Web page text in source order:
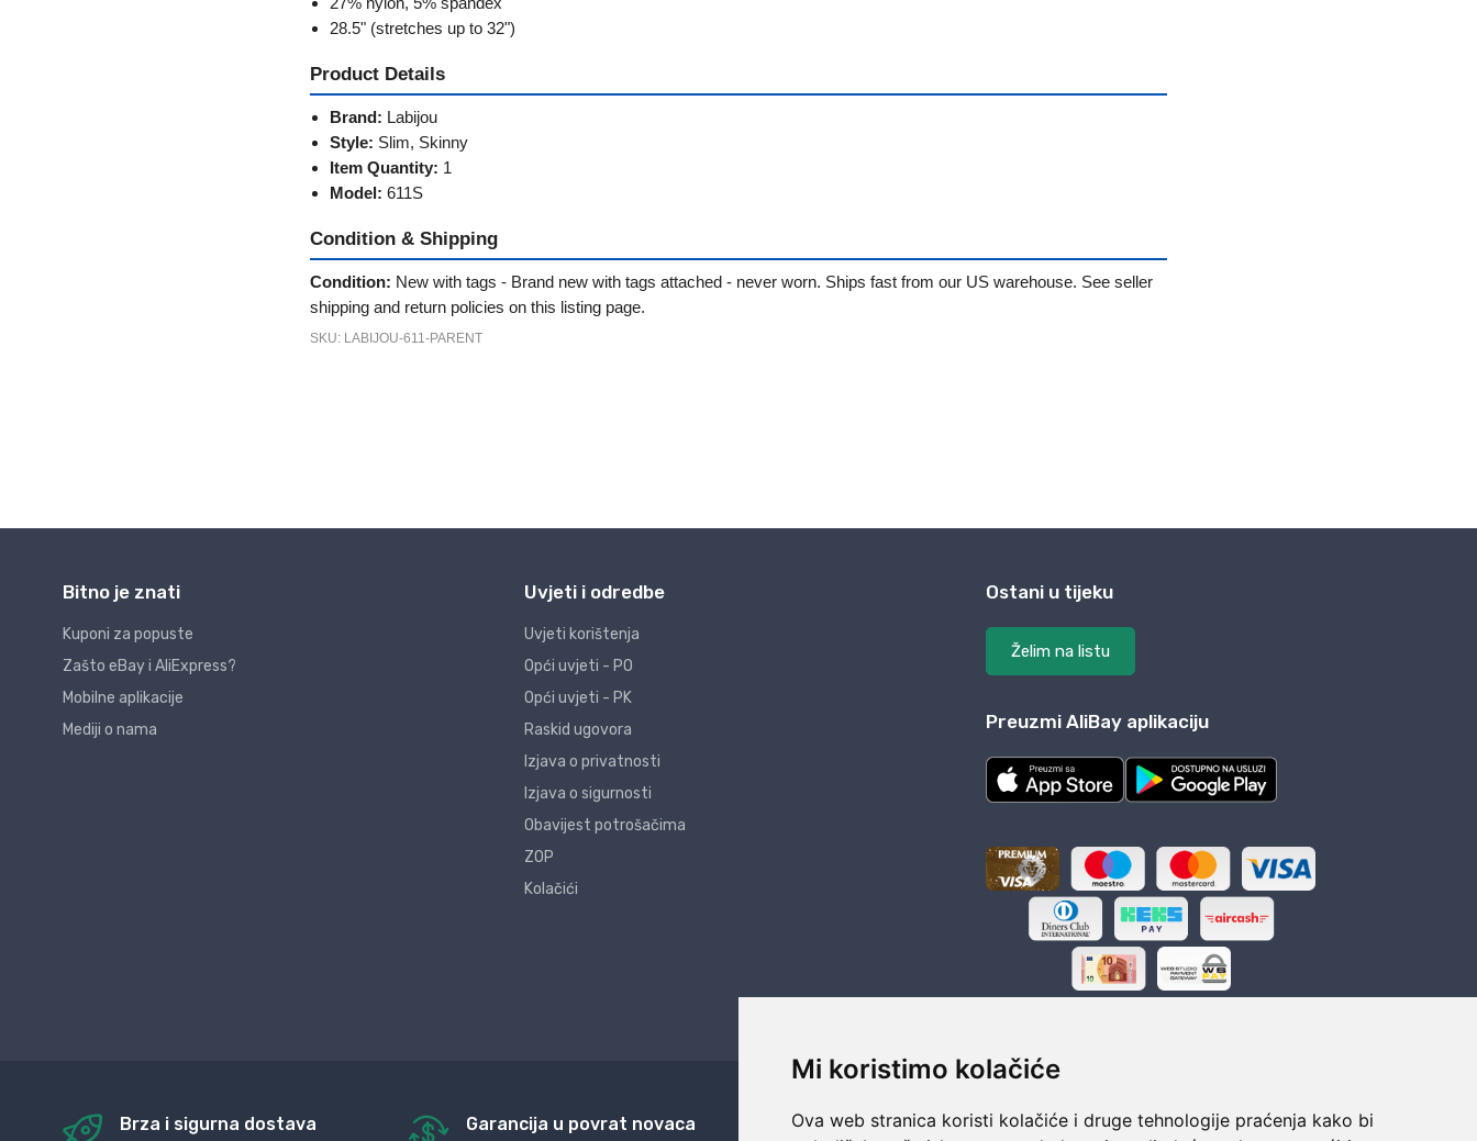
Mi koristimo kolačiće
Ova web stranica koristi kolačiće i druge tehnologije praćenja kako bi
Bitno je znati
Kuponi za popuste
Zašto eBay i AliExpress?
Mobilne aplikacije
Mediji o nama
Uvjeti i odredbe
Uvjeti korištenja
Opći uvjeti - PO
Opći uvjeti - PK
Raskid ugovora
Izjava o privatnosti
Izjava o sigurnosti
Obavijest potrošačima
ZOP
Kolačići
Ostani u tijeku
Želim na listu
Preuzmi AliBay aplikaciju
Brza i sigurna dostava Garancija u povrat novaca 24/7 odlična podrška Sigurno obročno plaćanje